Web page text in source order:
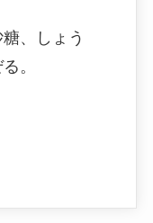
、しょう
。